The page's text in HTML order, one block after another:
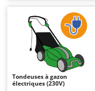
Bancs de scie pour
Barbecues
Bennes pour
Brosses pour sols
Brouettes à moteur
Broyeurs à axe
Ardes
Argo
Ariete
Attila
puissance supérieure et leur
capacité à affronter une herbe
plus dense. Pour les maintenir
efficaces, il est nécessaire de
contrôler régulièrement le filtre à
air, l’huile et les bougies.
Tondeuses à gazon
électriques (230V)